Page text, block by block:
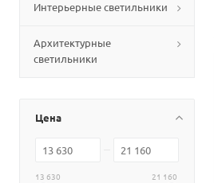
Интерьерные светильники
Архитектурные
светильники
Цена
13 630 21 160